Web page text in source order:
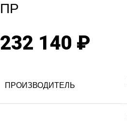
ПР
232 140 ₽
ПРОИЗВОДИТЕЛЬ